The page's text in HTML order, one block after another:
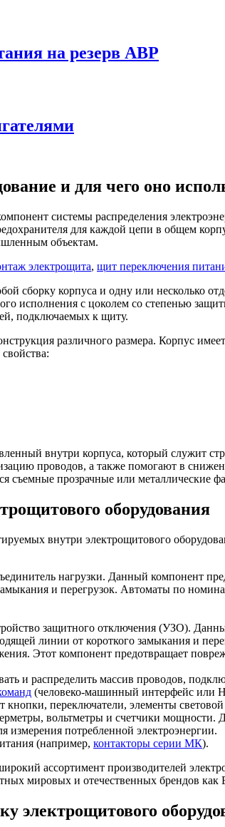
на резерв АВР
и для чего оно
системы распределения
для каждой цепи в общем
объектам.
электрощита, щит переключения
сборку корпуса и одну или
исполнения с цоколем со степенью
подключаемых к щиту.
различного размера. Корпус
внутри корпуса, который служит
проводов, а также помогают в
съемные прозрачные или
оборудования
внутри электрощитового
нагрузки. Данный компонент
и перегрузок. Автоматы по
защитного отключения (УЗО).
линии от короткого замыкания и
Этот компонент предотвращает
и распределить массив проводов,
(человеко-машинный интерфейс или
переключатели, элементы световой
вольтметры и счетчики мощности.
измерения потребленной электроэнергии.
(например, контакторы серии МК).
ассортимент производителей
мировых и отечественных брендов
электрощитового